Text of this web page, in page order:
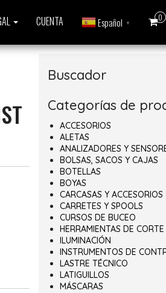
0
CUENTA Español ▼
hasta 1.999,00€
Buscador
Categorías de
ACCESORIOS
ALETAS
ANALIZADORES Y
BOLSAS, SACOS Y CAJAS
BOTELLAS
BOYAS
CARCASAS Y ACCESORIOS
CARRETES Y SPOOLS
CURSOS DE BUCEO
HERRAMIENTAS DE CORTE
ILUMINACIÓN
INSTRUMENTOS DE
LASTRE TÉCNICO
LATIGUILLOS
MÁSCARAS